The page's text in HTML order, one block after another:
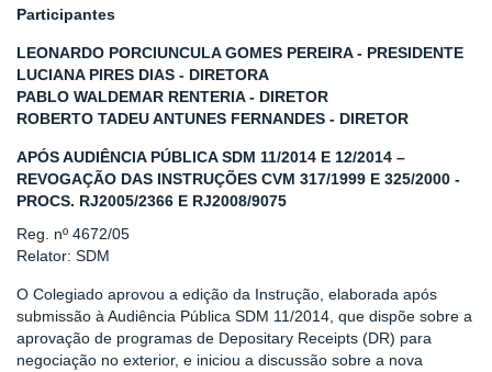
Participantes
LEONARDO PORCIUNCULA GOMES PEREIRA - PRESIDENTE
LUCIANA PIRES DIAS - DIRETORA
PABLO WALDEMAR RENTERIA - DIRETOR
ROBERTO TADEU ANTUNES FERNANDES - DIRETOR
APÓS AUDIÊNCIA PÚBLICA SDM 11/2014 E 12/2014 –
REVOGAÇÃO DAS INSTRUÇÕES CVM 317/1999 E 325/2000 -
PROCS. RJ2005/2366 E RJ2008/9075
Reg. nº 4672/05
Relator: SDM
O Colegiado aprovou a edição da Instrução, elaborada após
submissão à Audiência Pública SDM 11/2014, que dispõe sobre a
aprovação de programas de Depositary Receipts (DR) para
negociação no exterior, e iniciou a discussão sobre a nova